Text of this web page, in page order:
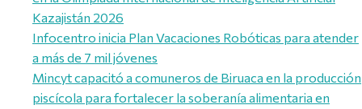
Kazajistán 2026
Infocentro inicia Plan Vacaciones Robóticas para atender
a más de 7 mil jóvenes
Mincyt capacitó a comuneros de Biruaca en la producción
piscícola para fortalecer la soberanía alimentaria en